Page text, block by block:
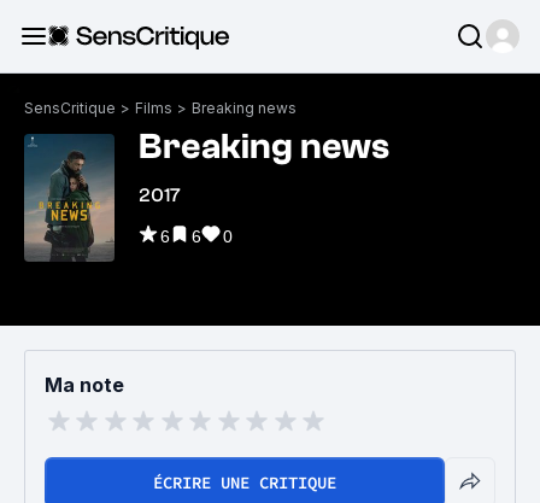
SensCritique > Films > Breaking news
Breaking news
2017
6 6 0
Ma note
ÉCRIRE UNE CRITIQUE